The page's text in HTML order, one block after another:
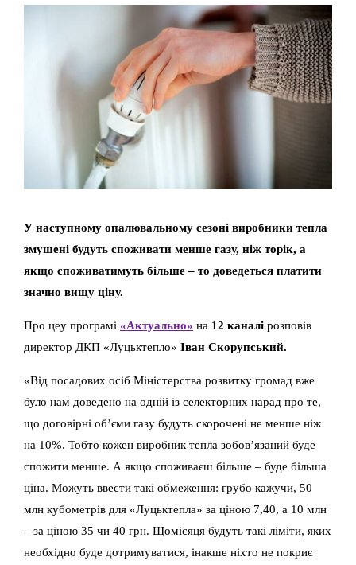
У наступному опалювальному сезоні виробники тепла
змушені будуть споживати менше газу, ніж торік, а
якщо споживатимуть більше – то доведеться платити
значно вищу ціну.
Про цеу програмі «Актуально» на 12 каналі розповів
директор ДКП «Луцьктепло» Іван Скорупський.
«Від посадових осіб Міністерства розвитку громад вже
було нам доведено на одній із селекторних нарад про те,
що договірні об’єми газу будуть скорочені не менше ніж
на 10%. Тобто кожен виробник тепла зобов’язаний буде
спожити менше. А якщо споживаєш більше – буде більша
ціна. Можуть ввести такі обмеження: грубо кажучи, 50
млн кубометрів для «Луцьктепла» за ціною 7,40, а 10 млн
– за ціною 35 чи 40 грн. Щомісяця будуть такі ліміти, яких
необхідно буде дотримуватися, інакше ніхто не покриє